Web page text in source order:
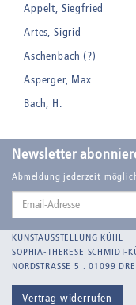
Appelt, Siegfried
Artes, Sigrid
Aschenbach (?)
Asperger, Max
Bach, H.
Balden, Theo ,
Balden-Wolff,
Bankroth, Bernd
Bankroth, Ursula
Barth, Arthur Julius
Bartnig, Horst
Bartzsch, Paul Kurt
Newsletter
Abmeldung jederzeit
Email-
KUNSTAUSSTELLUNG KÜHL
SOPHIA-THERESE SCHMIDT-
NORDSTRASSE 5 . 01099
Vertrag widerrufen